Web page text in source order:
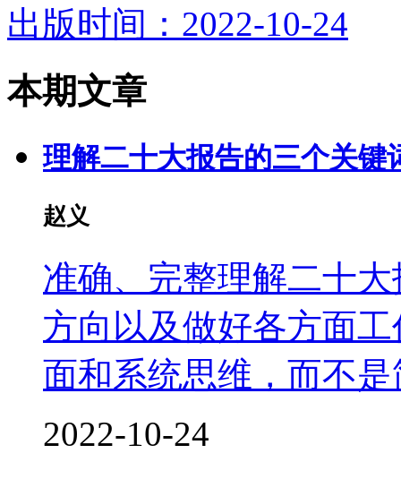
出版时间：2022-10-24
本期文章
理解二十大报告的三个关键
赵义
准确、完整理解二十
方向以及做好各方面
面和系统思维，而不
2022-10-24